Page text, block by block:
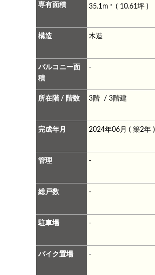
専有面積 35.1m2 ( 10.61坪 )
構造 木造
バルコニー面
積
-
所在階 / 階数 3階 / 3階建
完成年月 2024年06月 ( 築2年 )
管理 -
総戸数 -
駐車場 -
バイク置場 -